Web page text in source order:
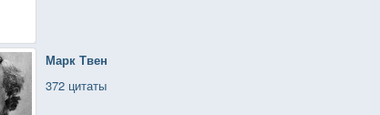
Марк Твен
372 цитаты